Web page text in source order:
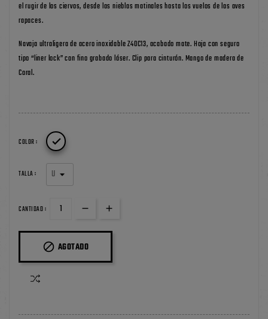
el rugir de los ciervos, desde las nieblas matinales hasta los vuelos de las aves
rapaces.
Navaja ultraligera de acero inoxidable Z40C13, acabado mate. Hoja con seguro
tipo “liner lock” con fino grabado láser. Clip para cinturón. Mango de madera de
Coral.
COLOR : 
TALLA :
CANTIDAD :
 AGOTADO